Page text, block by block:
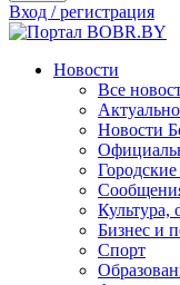
Вход / регистрация
Новости
Все
Актуально
Новости
Культура,
Бизнес и
Спорт